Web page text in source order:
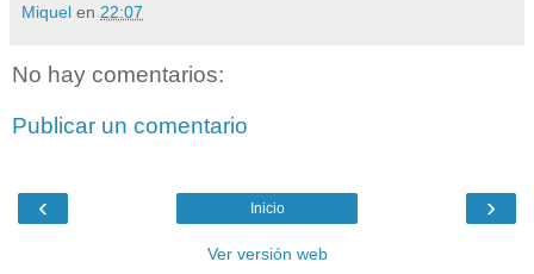
Miquel en 22:07
No hay comentarios:
Publicar un comentario
‹ ›
Inicio
Ver versión web